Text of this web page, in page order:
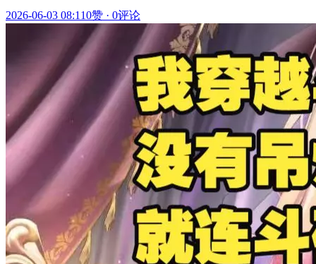
2026-06-03 08:110赞 · 0评论